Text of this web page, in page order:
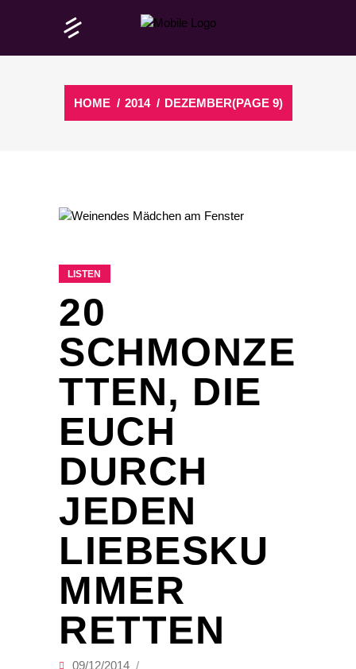
HOME / 2014 / DEZEMBER(PAGE 9)
LISTEN
20
SCHMONZE
TTEN, DIE
EUCH
DURCH
JEDEN
LIEBESKU
MMER
RETTEN
09/12/2014